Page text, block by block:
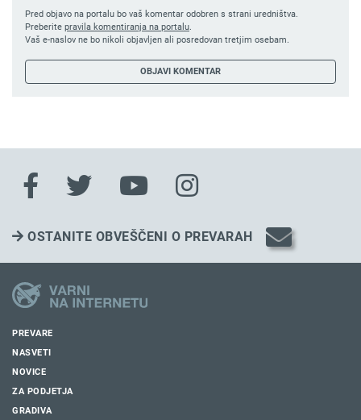
Pred objavo na portalu bo vaš komentar odobren s strani uredništva.
Preberite pravila komentiranja na portalu.
Vaš e-naslov ne bo nikoli objavljen ali posredovan tretjim osebam.
OSTANITE OBVEŠČENI O PREVARAH
PREVARE
NASVETI
NOVICE
ZA PODJETJA
GRADIVA